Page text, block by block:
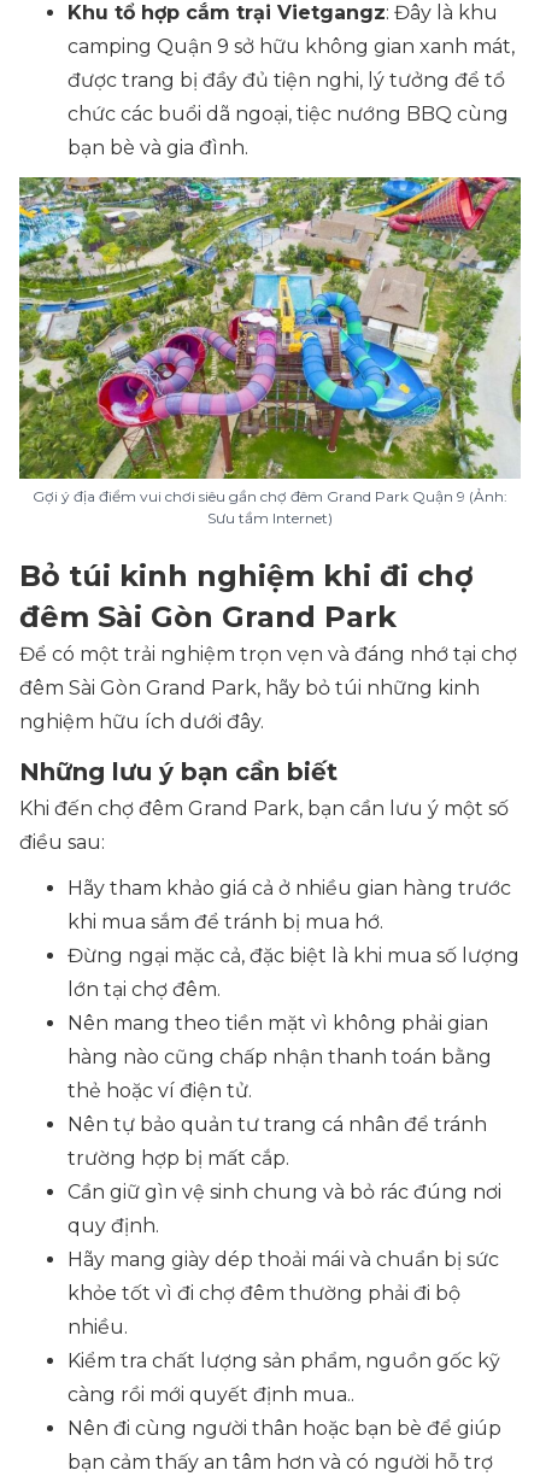
Khu tổ hợp cắm trại Vietgangz: Đây là khu
camping Quận 9 sở hữu không gian xanh mát,
được trang bị đầy đủ tiện nghi, lý tưởng để tổ
chức các buổi dã ngoại, tiệc nướng BBQ cùng
bạn bè và gia đình.
Gợi ý địa điểm vui chơi siêu gần chợ đêm Grand Park Quận 9 (Ảnh:
Sưu tầm Internet)
Bỏ túi kinh nghiệm khi đi chợ
đêm Sài Gòn Grand Park
Để có một trải nghiệm trọn vẹn và đáng nhớ tại chợ
đêm Sài Gòn Grand Park, hãy bỏ túi những kinh
nghiệm hữu ích dưới đây.
Những lưu ý bạn cần biết
Khi đến chợ đêm Grand Park, bạn cần lưu ý một số
điều sau:
Hãy tham khảo giá cả ở nhiều gian hàng trước
khi mua sắm để tránh bị mua hớ.
Đừng ngại mặc cả, đặc biệt là khi mua số lượng
lớn tại chợ đêm.
Nên mang theo tiền mặt vì không phải gian
hàng nào cũng chấp nhận thanh toán bằng
thẻ hoặc ví điện tử.
Nên tự bảo quản tư trang cá nhân để tránh
trường hợp bị mất cắp.
Cần giữ gìn vệ sinh chung và bỏ rác đúng nơi
quy định.
Hãy mang giày dép thoải mái và chuẩn bị sức
khỏe tốt vì đi chợ đêm thường phải đi bộ
nhiều.
Kiểm tra chất lượng sản phẩm, nguồn gốc kỹ
càng rồi mới quyết định mua..
Nên đi cùng người thân hoặc bạn bè để giúp
bạn cảm thấy an tâm hơn và có người hỗ trợ